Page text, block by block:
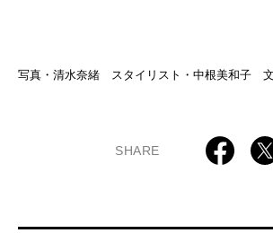
写真・清水奈緒 スタイリスト・中根美和子
SHARE